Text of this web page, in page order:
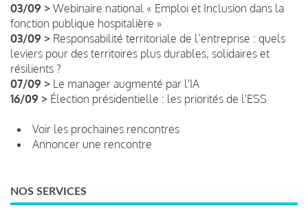
03/09 > Webinaire national « Emploi et Inclusion dans la
fonction publique hospitalière »
03/09 > Responsabilité territoriale de l’entreprise : quels
leviers pour des territoires plus durables, solidaires et
résilients ?
07/09 > Le manager augmenté par l'IA
16/09 > Élection présidentielle : les priorités de l'ESS
Voir les prochaines rencontres
Annoncer une rencontre
NOS SERVICES